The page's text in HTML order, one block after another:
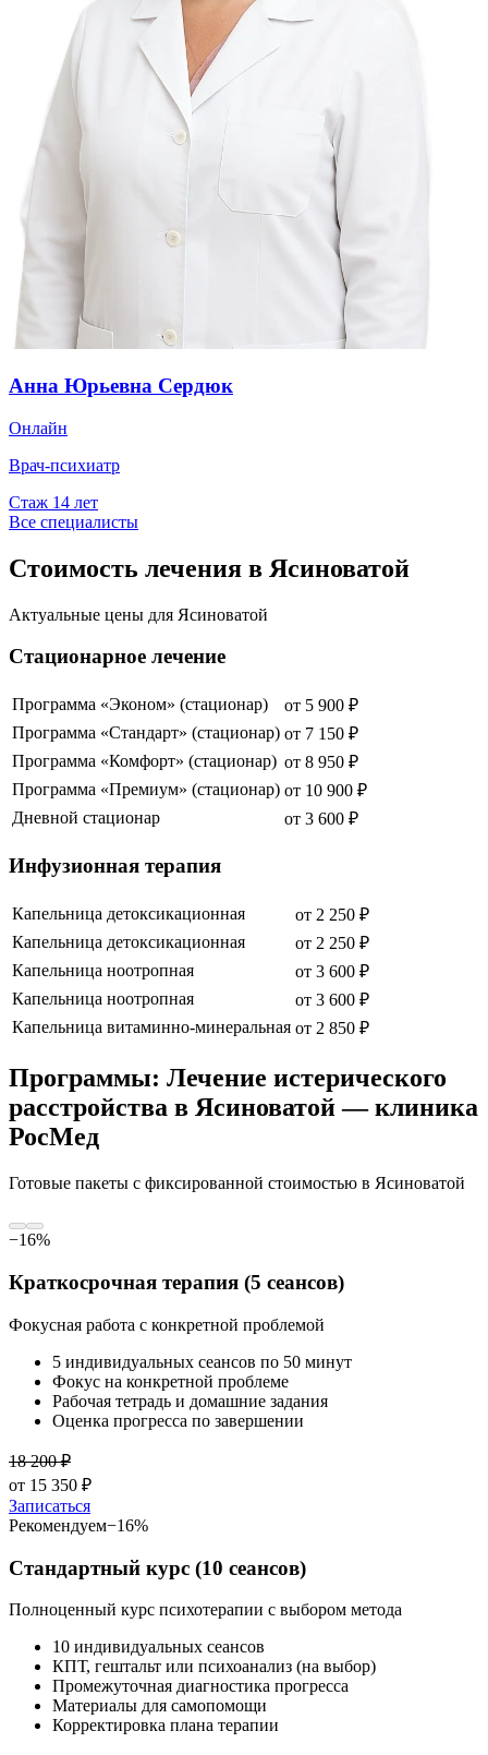
Анна Юрьевна Сердюк
Онлайн
Врач-психиатр
Стаж 14 лет
Все специалисты
Стоимость лечения в Ясиноватой
Актуальные цены для Ясиноватой
Стационарное лечение
Программа «Эконом» (стационар) от 5 900 ₽
Программа «Стандарт» (стационар) от 7 150 ₽
Программа «Комфорт» (стационар) от 8 950 ₽
Программа «Премиум» (стационар) от 10 900 ₽
Дневной стационар
от 3 600 ₽
Инфузионная терапия
Капельница детоксикационная от 2 250 ₽
Капельница детоксикационная
от 2 250 ₽
Капельница ноотропная
от 3 600 ₽
Капельница ноотропная
от 3 600 ₽
Капельница витаминно-минеральная от 2 850 ₽
Программы: Лечение истерического
расстройства в Ясиноватой — клиника
РосМед
Готовые пакеты с фиксированной стоимостью в Ясиноватой
−16%
Краткосрочная терапия (5 сеансов)
Фокусная работа с конкретной проблемой
5 индивидуальных сеансов по 50 минут
Фокус на конкретной проблеме
Рабочая тетрадь и домашние задания
Оценка прогресса по завершении
18 200₽
от 15 350 ₽
Записаться
Рекомендуем−16%
Стандартный курс (10 сеансов)
Полноценный курс психотерапии с выбором метода
10 индивидуальных сеансов
КПТ, гештальт или психоанализ (на выбор)
Промежуточная диагностика прогресса
Материалы для самопомощи
Корректировка плана терапии